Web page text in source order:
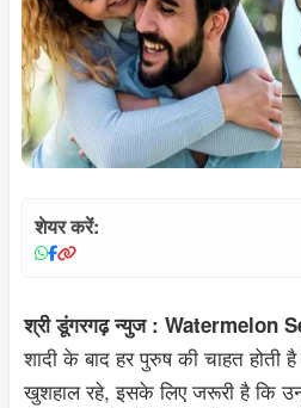
शेयर करें:
श्री डूंगरगढ़ न्युज : Watermelon
शादी के बाद हर पुरुष की चाहत होती
खुशहाल रहे, इसके लिए जरूरी है कि